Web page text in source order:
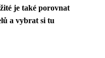
je také porovnat
a vybrat si tu